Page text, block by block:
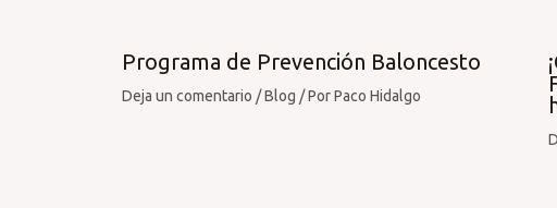
Programa de Prevención Baloncesto
Deja un comentario /Blog / PorPaco Hidalgo